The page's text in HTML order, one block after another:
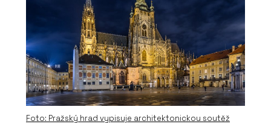
Foto: Pražský hrad vypisuje architektonickou soutěž